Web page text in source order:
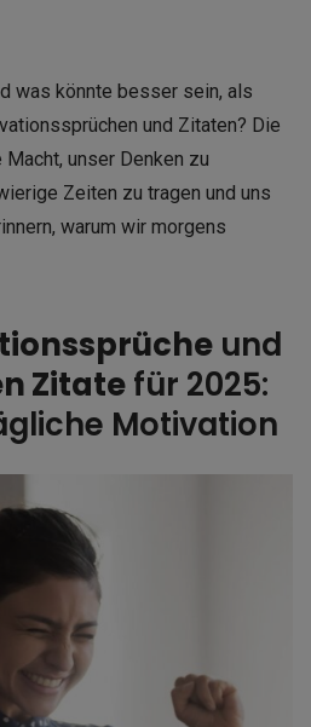
was könnte besser sein, als
und Zitaten? Die
unser Denken zu
Zeiten zu tragen und uns
warum wir morgens
und
Zitatefür 2025:
Motivation